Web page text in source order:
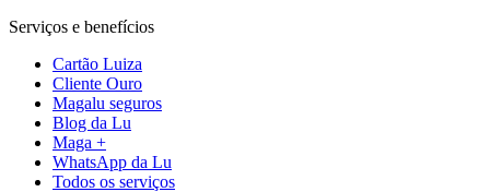
Serviços e benefícios
Cartão Luiza
Cliente Ouro
Magalu seguros
Blog da Lu
Maga +
WhatsApp da Lu
Todos os serviços